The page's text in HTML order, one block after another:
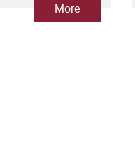
More